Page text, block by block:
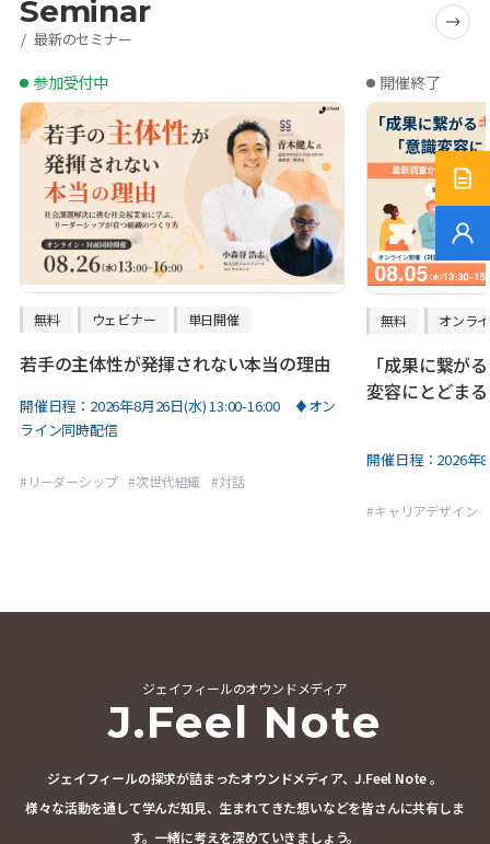
サ
無
Seminar
最新のセミナー
参加受付中
無料 ウェビナー 単日開催
若手の主体性が発揮されない本当の理由
開催日程： 2026年8月26日(水) 13:00-16:00 ♦オン
ライン同時配信
# リーダーシップ #次世代組織 #対話
開催終了
無料 オンラ
「成果に繋が
変容にとどま
開催日程： 2026年
#キャリアデザイン
ジェイフィールのオウンドメディア
J.Feel Note
ジェイフィールの探求が詰まったオウンドメディア、J.Feel Note 。
様々な活動を通して学んだ知見、生まれてきた想いなどを皆さんに共有しま
す。 一緒に考えを深めていきましょう。